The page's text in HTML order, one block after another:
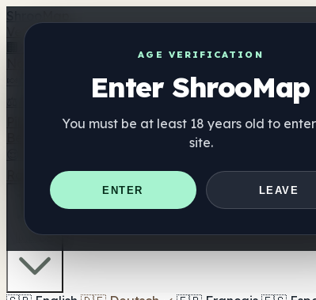
AGE VERIFICATION
Enter ShrooMap
You must be at least 18 years old to
site.
ENTER LEAVE
Verzeichnis
📍 Headshop-Finder
🍬 Pilz-Gummis 💊 Pilz-Kapseln 💧 Pilz-Tinkturen 🫙
⚖️ Produkte vergleichen 💰 Angebote & Rabatte
Ratgeber Quiz Blog In der Nähe
🇩🇪 DE